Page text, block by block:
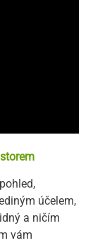
účelem,
a ničím
vám